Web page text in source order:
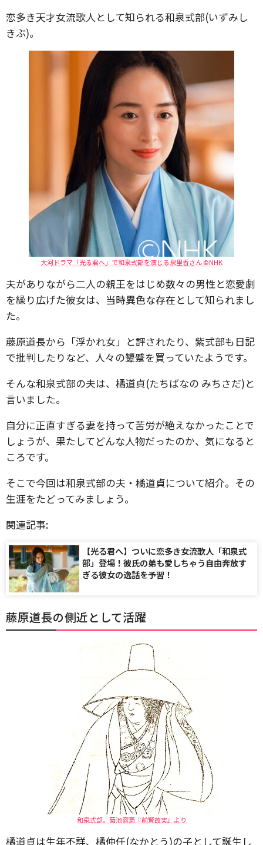
恋多き天才女流歌人として知られる和泉式部(いずみし
きぶ)。
大河ドラマ「光る君へ」で和泉式部を演じる泉里香さん ©NHK
夫がありながら二人の親王をはじめ数々の男性と恋愛劇
を繰り広げた彼女は、当時異色な存在として知られまし
た。
藤原道長から「浮かれ女」と評されたり、紫式部も日記
で批判したりなど、人々の顰蹙を買っていたようです。
そんな和泉式部の夫は、橘道貞(たちばなの みちさだ)と
言いました。
自分に正直すぎる妻を持って苦労が絶えなかったことで
しょうが、果たしてどんな人物だったのか、気になると
ころです。
そこで今回は和泉式部の夫・橘道貞について紹介。その
生涯をたどってみましょう。
関連記事:
【光る君へ】ついに恋多き女流歌人「和泉式
部」登場！彼氏の弟も愛しちゃう自由奔放す
ぎる彼女の逸話を予習！
藤原道長の側近として活躍
和泉式部。菊池容斎『前賢故実』より
橘道貞は生年不詳、橘仲任(なかとう)の子として誕生し